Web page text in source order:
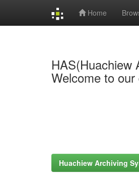
Home
HAS(Huachiew
Welcome to
Huachiew Archiving